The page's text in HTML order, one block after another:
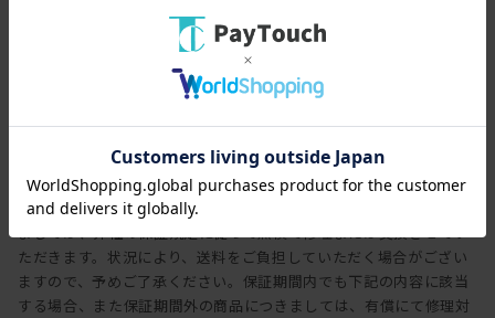
より3年間の製品保証を致します。また製品に付属する照明やコン
セントなどの電気用品に関しましては、1年間の保証を致します。
万一製造上、および構造設計上の欠陥による不良、破損などにつき
ましては、弊社の保証規定に従って無償で修理または交換させてい
ただきます。状況により、送料をご負担していただく場合がござい
ますので、予めご了承ください。保証期間内でも下記の内容に該当
する場合、また保証期間外の商品につきましては、有償にて修理対